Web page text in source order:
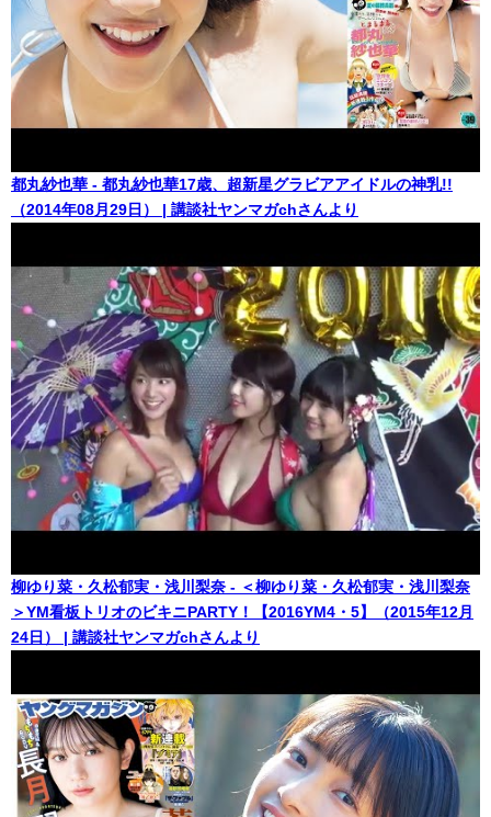
都丸紗也華 - 都丸紗也華17歳、超新星グラビアアイドルの神乳!!
（2014年08月29日） | 講談社ヤンマガchさんより
柳ゆり菜・久松郁実・浅川梨奈 - ＜柳ゆり菜・久松郁実・浅川梨奈
＞YM看板トリオのビキニPARTY！【2016YM4・5】（2015年12月
24日） | 講談社ヤンマガchさんより